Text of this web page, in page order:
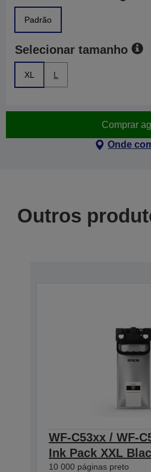
Padrão
Selecionar tamanho
XL L
Comprar
Onde
Outros
WF-C53xx / WF-
Ink Pack XXL
10 000 páginas preto